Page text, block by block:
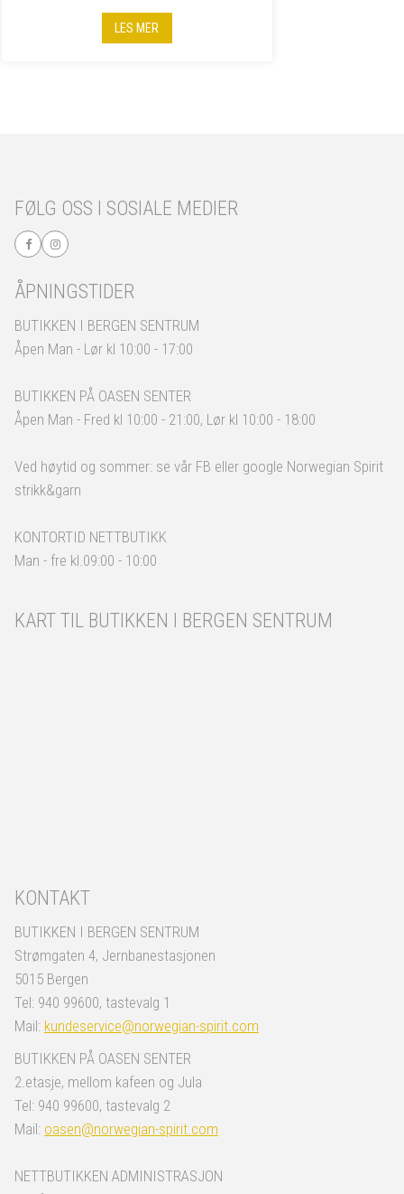
LES MER
FØLG OSS I SOSIALE MEDIER
ÅPNINGSTIDER
BUTIKKEN I BERGEN SENTRUM
Åpen Man - Lør kl 10:00 - 17:00
BUTIKKEN PÅ OASEN SENTER
Åpen Man - Fred kl 10:00 - 21:00, Lør kl 10:00 - 18:00
Ved høytid og sommer: se vår FB eller google Norwegian Spirit
strikk&garn
KONTORTID NETTBUTIKK
Man - fre kl.09:00 - 10:00
KART TIL BUTIKKEN I BERGEN SENTRUM
KONTAKT
BUTIKKEN I BERGEN SENTRUM
Strømgaten 4, Jernbanestasjonen
5015 Bergen
Tel: 940 99600, tastevalg 1
Mail: kundeservice@norwegian-spirit.com
BUTIKKEN PÅ OASEN SENTER
2.etasje, mellom kafeen og Jula
Tel: 940 99600, tastevalg 2
Mail: oasen@norwegian-spirit.com
NETTBUTIKKEN ADMINISTRASJON